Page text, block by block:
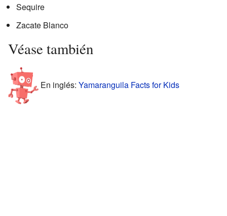
Sequire
Zacate Blanco
Véase también
En inglés: Yamaranguila Facts for Kids